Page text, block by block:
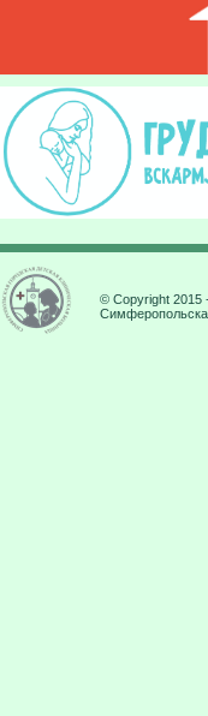
© Copyright 2015